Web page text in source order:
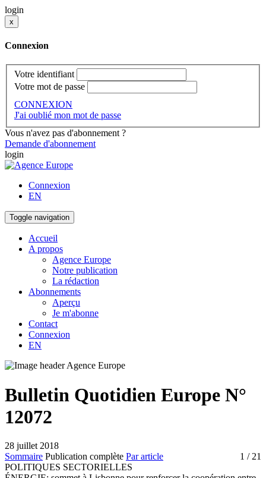
login
x
Connexion
Votre identifiant
Votre mot de passe
CONNEXION
J'ai oublié mon mot de passe
Vous n'avez pas d'abonnement ?
Demande d'abonnement
login
Connexion
EN
Toggle navigation
Accueil
A propos
Agence Europe
Notre publication
La rédaction
Abonnements
Aperçu
Je m'abonne
Contact
Connexion
EN
Bulletin Quotidien Europe N°
12072
28 juillet 2018
Sommaire Publication complète Par article 1 / 21
POLITIQUES SECTORIELLES